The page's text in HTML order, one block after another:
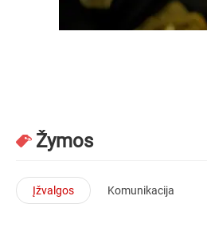
Žymos
Įžvalgos Komunikacija